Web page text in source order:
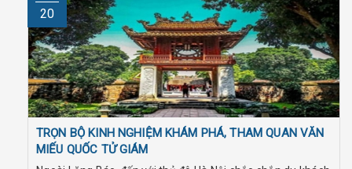
20
TRỌN BỘ KINH NGHIỆM KHÁM PHÁ, THAM QUAN VĂN
MIẾU QUỐC TỬ GIÁM